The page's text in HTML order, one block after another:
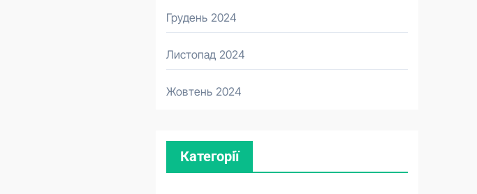
Грудень 2024
Листопад 2024
Жовтень 2024
Категорії